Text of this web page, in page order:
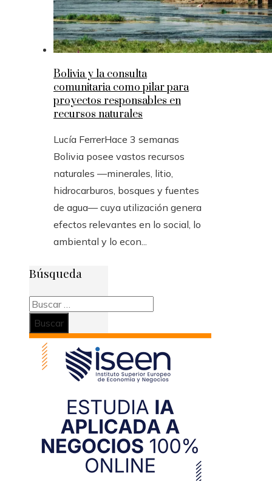
Bolivia y la consulta
comunitaria como pilar para
proyectos responsables en
recursos naturales
Lucía FerrerHace 3 semanas
Bolivia posee vastos recursos
naturales —minerales, litio,
hidrocarburos, bosques y fuentes
de agua— cuya utilización genera
efectos relevantes en lo social, lo
ambiental y lo econ...
Búsqueda
Buscar: